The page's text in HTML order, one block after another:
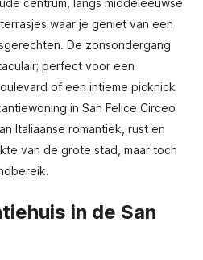
centrum, langs middeleeuwse
waar je geniet van een
De zonsondergang
perfect voor een
of een intieme picknick
in San Felice Circeo
Italiaanse romantiek, rust en
van de grote stad, maar toch
in de San